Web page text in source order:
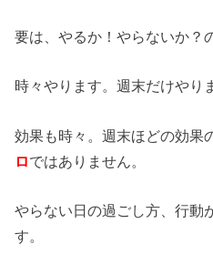
要は、やるか！やらないか？
時々やります。週末だけやり
効果も時々。週末ほどの効果
ロではありません。
やらない日の過ごし方、行動
す。